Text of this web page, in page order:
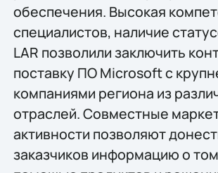
обеспечения. Высокая
специалистов, наличие
LAR позволили заключить
поставку ПО Microsoft c
компаниями региона из
отраслей. Совместные
активности позволяют
заказчиков информацию о